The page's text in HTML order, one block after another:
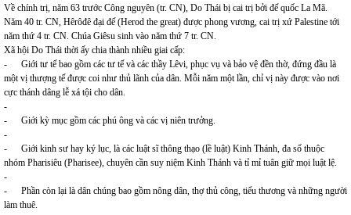
Về chính trị, năm 63 trước Công nguyên (tr. CN), Do Thái bị cai trị bởi đế quốc La Mã.
Năm 40 tr. CN, Hêrôđê đại đế (Herod the great) được phong vương, cai trị xứ Palestine tới
năm thứ 4 tr. CN. Chúa Giêsu sinh vào năm thứ 7 tr. CN.
Xã hội Do Thái thời ấy chia thành nhiều giai cấp:
- Giới tư tế bao gồm các tư tế và các thầy Lêvi, phục vụ và bảo vệ đền thờ, đứng đầu là
một vị thượng tế được coi như thủ lãnh của dân. Mỗi năm một lần, chỉ vị này được vào nơi
cực thánh dâng lễ xá tội cho dân.
-
- Giới kỳ mục gồm các phú ông và các vị niên trưởng.
-
- Giới kinh sư hay ký lục, là các luật sĩ thông thạo (lề luật) Kinh Thánh, đa số thuộc
nhóm Pharisiêu (Pharisee), chuyên cần suy niệm Kinh Thánh và tỉ mỉ tuân giữ mọi luật lệ.
-
- Phần còn lại là dân chúng bao gồm nông dân, thợ thủ công, tiểu thương và những người
làm thuê.